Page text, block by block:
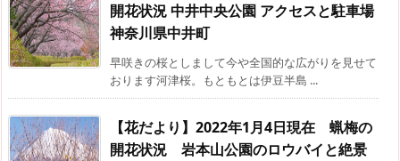
開花状況 中井中央公園 アクセスと駐車場
神奈川県中井町
早咲きの桜としまして今や全国的な広がりを見せて
おります河津桜。もともとは伊豆半島 ...
【花だより】2022年1月4日現在 蝋梅の
開花状況 岩本山公園のロウバイと絶景